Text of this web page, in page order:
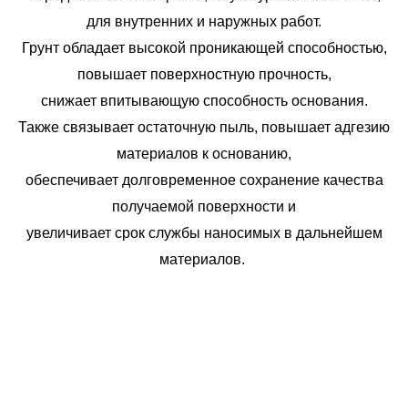
для внутренних и наружных работ.
Грунт обладает высокой проникающей способностью,
повышает поверхностную прочность,
снижает впитывающую способность основания.
Также связывает остаточную пыль, повышает адгезию
материалов к основанию,
обеспечивает долговременное сохранение качества
получаемой поверхности и
увеличивает срок службы наносимых в дальнейшем
материалов.